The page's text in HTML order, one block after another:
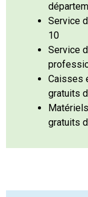
Service
10
Service
Caisses
gratuits
gratuits